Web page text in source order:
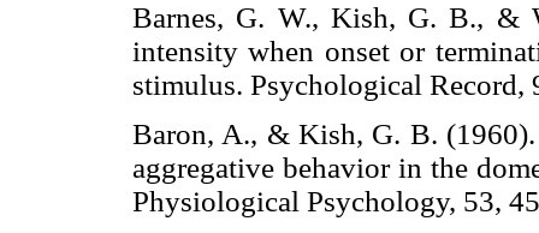
Barnes, G. W., Kish, G. B., &
intensity when onset or
stimulus. Psychological
Baron, A., & Kish, G. B.
aggregative behavior in the
Physiological Psychology,